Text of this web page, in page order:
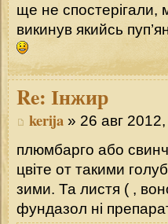
ще не спостерігали,
викинув якийсь
Re: Інжир
kerija » 26 авг
плюмбарго або
цвіте от такими
зими. Та листя ( ,
фундазол ні